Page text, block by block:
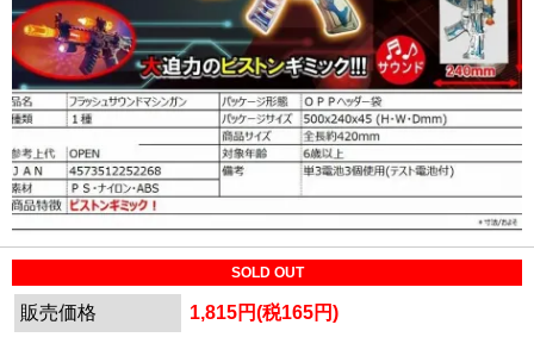
SOLD OUT
販売価格 1,815円(税165円)